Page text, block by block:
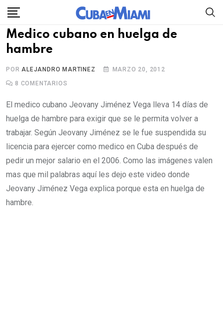
Skip
content
Medico cubano en huelga de
hambre
PORALEJANDRO MARTINEZ
MARZO 20, 2012
8 COMENTARIOS
El medico cubano Jeovany Jiménez Vega lleva 14 días de
huelga de hambre para exigir que se le permita volver a
trabajar. Según Jeovany Jiménez se le fue suspendida su
licencia para ejercer como medico en Cuba después de
pedir un mejor salario en el 2006. Como las imágenes valen
mas que mil palabras aquí les dejo este video donde
Jeovany Jiménez Vega explica porque esta en huelga de
hambre.